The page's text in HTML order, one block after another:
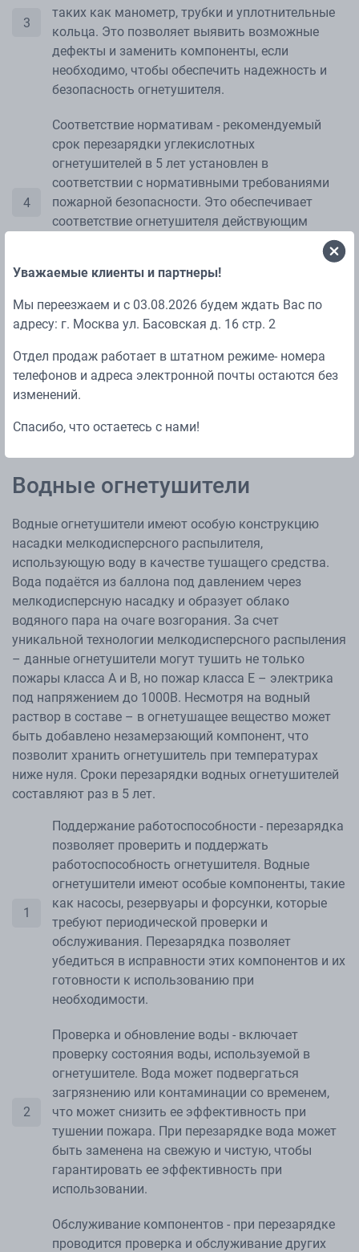
таких как манометр, трубки и уплотнительные
кольца. Это позволяет выявить возможные
дефекты и заменить компоненты, если
необходимо, чтобы обеспечить надежность и
безопасность огнетушителя.
Соответствие нормативам - рекомендуемый
срок перезарядки углекислотных
огнетушителей в 5 лет установлен в
соответствии с нормативными требованиями
пожарной безопасности. Это обеспечивает
соответствие огнетушителя действующим
использованию при возникновении пожарной
угрозы.
Водные огнетушители
Водные огнетушители имеют особую конструкцию
насадки мелкодисперсного распылителя,
использующую воду в качестве тушащего средства.
Вода подаётся из баллона под давлением через
мелкодисперсную насадку и образует облако
водяного пара на очаге возгорания. За счет
уникальной технологии мелкодисперсного распыления
– данные огнетушители могут тушить не только
пожары класса А и В, но пожар класса Е – электрика
под напряжением до 1000В. Несмотря на водный
раствор в составе – в огнетушащее вещество может
быть добавлено незамерзающий компонент, что
позволит хранить огнетушитель при температурах
ниже нуля. Сроки перезарядки водных огнетушителей
составляют раз в 5 лет.
Поддержание работоспособности - перезарядка
позволяет проверить и поддержать
работоспособность огнетушителя. Водные
огнетушители имеют особые компоненты, такие
как насосы, резервуары и форсунки, которые
требуют периодической проверки и
обслуживания. Перезарядка позволяет
убедиться в исправности этих компонентов и их
готовности к использованию при
необходимости.
Проверка и обновление воды - включает
проверку состояния воды, используемой в
огнетушителе. Вода может подвергаться
загрязнению или контаминации со временем,
что может снизить ее эффективность при
тушении пожара. При перезарядке вода может
быть заменена на свежую и чистую, чтобы
гарантировать ее эффективность при
использовании.
Обслуживание компонентов - при перезарядке
проводится проверка и обслуживание других
Уважаемые клиенты и партнеры!
Мы переезжаем и с 03.08.2026 будем ждать Вас по
адресу: г. Москва ул. Басовская д. 16 стр. 2
Отдел продаж работает в штатном режиме- номера
телефонов и адреса электронной почты остаются без
изменений.
Спасибо, что остаетесь с нами!